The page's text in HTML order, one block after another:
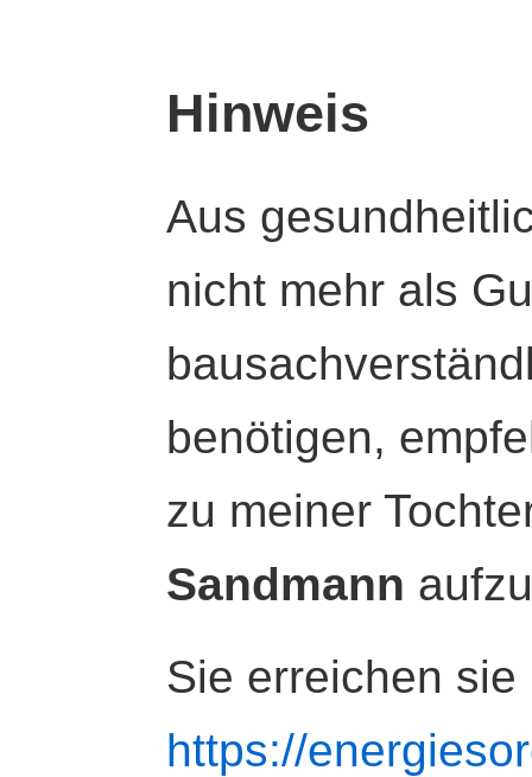
Hinweis
Aus
nicht mehr als
benötigen,
zu meiner
Sandmann
Sie erreichen sie
https://